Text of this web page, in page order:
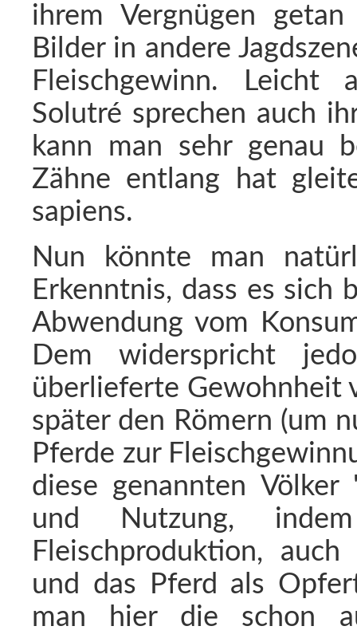
ihrem Vergnügen
Bilder in andere
Fleischgewinn. Leicht
Solutré sprechen auch
kann man sehr genau
Zähne entlang hat
sapiens.
Nun könnte man
Erkenntnis, dass es sich
Abwendung vom
Dem widerspricht
überlieferte Gewohnheit
später den Römern (um
Pferde zur
diese genannten Völker
und Nutzung,
Fleischproduktion,
und das Pferd als
man hier die schon